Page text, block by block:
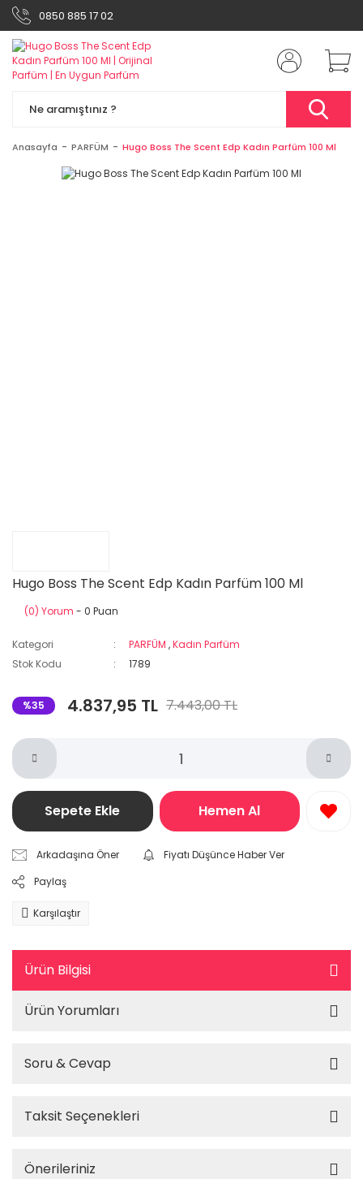
0850 885 17 02
Anasayfa PARFÜM Hugo Boss The Scent Edp Kadın Parfüm 100 Ml
Hugo Boss The Scent Edp Kadın Parfüm 100 Ml
(0) Yorum - 0 Puan
Kategori PARFÜM ,Kadın Parfüm
Stok Kodu
1789
%35 4.837,95 TL 7.443,00 TL
Sepete Ekle Hemen Al
Arkadaşına Öner
Fiyatı Düşünce Haber Ver
Paylaş
Karşılaştır
Ürün Bilgisi
Ürün Yorumları
Soru & Cevap
Taksit Seçenekleri
Önerileriniz